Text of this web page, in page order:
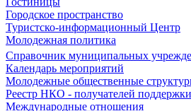
Городское пространство
Туристско-информационный Центр
Молодежная политика
Справочник муниципальных
Календарь мероприятий
Молодежные общественные
Реестр НКО - получателей поддержки
Международные отношения